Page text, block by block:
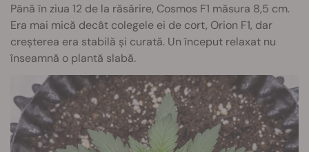
Până în ziua 12 de la răsărire, Cosmos F1 măsura 8,5 cm.
Era mai mică decât colegele ei de cort, Orion F1, dar
creșterea era stabilă și curată. Un început relaxat nu
înseamnă o plantă slabă.